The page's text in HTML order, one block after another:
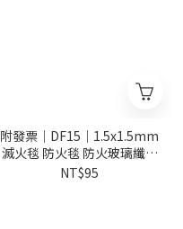
附發票｜DF15｜1.5x1.5mm
滅火毯 防火毯 防火玻璃纖維
符合CNS標準
NT$95